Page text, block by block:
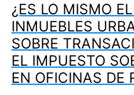
¿ES LO MISMO
INMUEBLES
SOBRE
EL IMPUESTO
EN OFICINAS DE